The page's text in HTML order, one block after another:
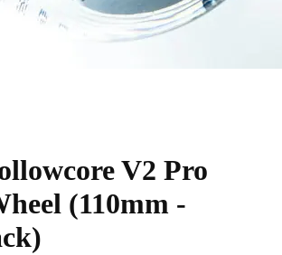
V2 Pro
(110mm -